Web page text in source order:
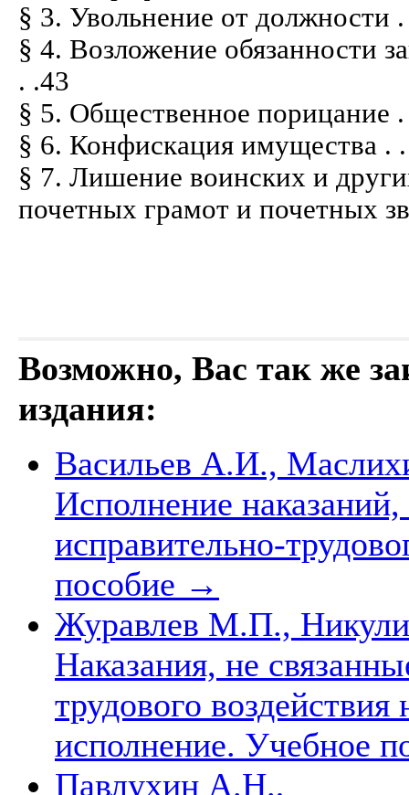
§ 3. Увольнение от должности
§ 4. Возложение обязанности
. .43
§ 5. Общественное порицание
§ 6. Конфискация имущества .
§ 7. Лишение воинских и
почетных грамот и почетных
Возможно, Вас так же
издания:
Васильев А.И.,
Исполнение
исправительно-
пособие →
Журавлев М.П.,
Наказания, не
трудового
исполнение. Учебное
Павлухин А.Н.,